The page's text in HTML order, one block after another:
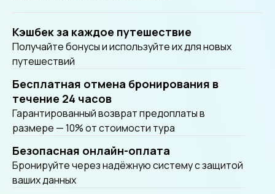
Кэшбек за каждое путешествие
Получайте бонусы и используйте их для новых
путешествий
Бесплатная отмена бронирования в
течение 24 часов
Гарантированный возврат предоплаты в
размере — 10% от стоимости тура
Безопасная онлайн-оплата
Бронируйте через надёжную систему с защитой
ваших данных